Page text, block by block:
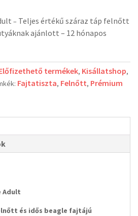
– Teljes értékű száraz táp felnőtt
ajánlott – 12 hónapos
termékek, Kisállatshop,
Fajtatiszta, Felnőtt, Prémium
Adult
és idős beagle fajtájú